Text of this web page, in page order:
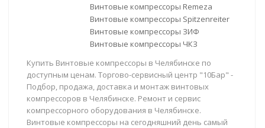
Винтовые компрессоры Remeza
Винтовые компрессоры Spitzenreiter
Винтовые компрессоры ЗИФ
Винтовые компрессоры ЧКЗ
Купить Винтовые компрессоры в Челябинске по
доступным ценам. Торгово-сервисный центр "10Бар" -
Подбор, продажа, доставка и монтаж винтовых
компрессоров в Челябинске. Ремонт и сервис
компрессорного оборудования в Челябинске.
Винтовые компрессоры на сегодняшний день самый